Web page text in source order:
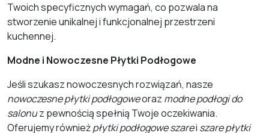
Twoich specyficznych wymagań, co pozwala na
stworzenie unikalnej i funkcjonalnej przestrzeni
kuchennej.
Modne i Nowoczesne Płytki Podłogowe
Jeśli szukasz nowoczesnych rozwiązań, nasze
nowoczesne płytki podłogoweoraz modne podłogi do
salonuz pewnością spełnią Twoje oczekiwania.
Oferujemy równieżpłytki podłogowe szarei szare płytki